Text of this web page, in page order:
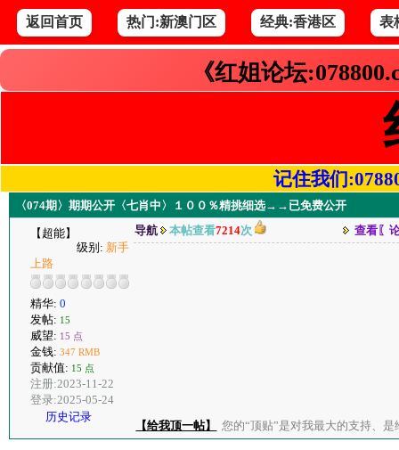
返回首页 热门:新澳门区 经典:香港区 表
《红姐论坛
记住我们
〈074期〉期期公开〈七肖中〉１００％精挑细选→→已免费公开
【超能】
级别: 新手
上路
精华: 0
发帖: 15
威望: 15 点
金钱: 347 RMB
贡献值: 15 点
注册:2023-11-22
登录:2025-05-24
历史记录
导航 本帖查看7214次 查看〖
【给我顶一帖】 您的“顶贴”是对我最大的支持、